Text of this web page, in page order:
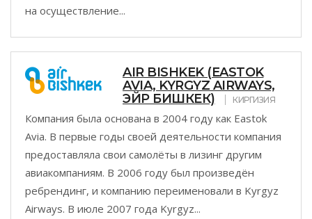
на осуществление...
AIR BISHKEK (EASTOK
AVIA, KYRGYZ AIRWAYS,
ЭЙР БИШКЕК)
КИРГИЗИЯ
Компания была основана в 2004 году как Eastok
Avia. В первые годы своей деятельности компания
предоставляла свои самолёты в лизинг другим
авиакомпаниям. В 2006 году был произведён
ребрендинг, и компанию переименовали в Kyrgyz
Airways. В июле 2007 года Kyrgyz...